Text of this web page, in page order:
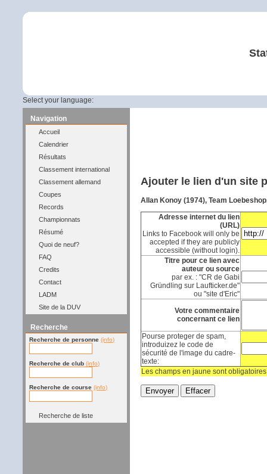
Select your language:
Navigation
Accueil
Calendrier
Résultats
Classement international
Classement allemand
Coupes
Records
Championnats
Résumé
Quoi de neuf?
FAQ
Credits
Contact
LADM
Site de la DUV
Recherche
Recherche de personne (info)
Recherche de club (info)
Recherche de course (info)
Recherche de liste
Ajouter le lien d'un site
Allan Konoy (1974), Team
Adresse internet du lien
(URL)
Links to Facebook will only be
accepted if they are publicly
accessible (without login).
Titre pour ce lien avec
auteur ou source
par ex. : "CR de Gabi
Gründling sur Laufticker.de"
ou "site d'Eric"
Votre commentaire
concernant ce lien
Pourse proteger de spam,
introduizez le code de
sécurité de l'image du cadre-
texte:
Les champs en jaune sont